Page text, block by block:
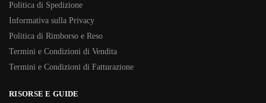
Politica di Spedizione
Informativa sulla Privacy
Politica di Rimborso e Reso
Termini e Condizioni di Vendita
Termini e Condizioni di Fatturazione
RISORSE E GUIDE